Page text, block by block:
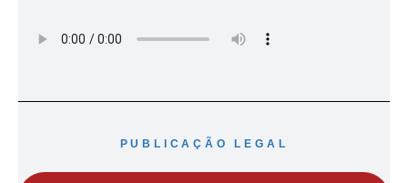
PUBLICAÇÃO LEGAL